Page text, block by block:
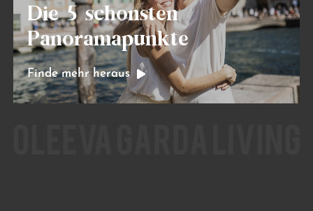
Die 5 schönsten
Panoramapunkte
Finde mehr heraus